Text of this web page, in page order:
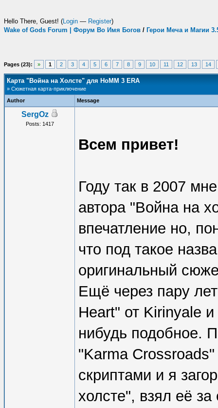
Hello There, Guest! (Login — Register)
Wake of Gods Forum | Форум Во Имя Богов / Герои Меча и Магии
Pages (23): » 1 2 3 4 5 6 7 8 9 10 11 12 13 14
Карта "Война на Холсте" для HoMM 3 ERA
» Сюжетная карта-приключение
Author
Message
SergOz
Posts: 1417
Всем привет!
Году так в 2007
автора "Война на
впечатление но,
что под такое
оригинальный
Ещё через пару
Heart" от Kirinyale и
нибудь подобное.
"Karma
скриптами и я
холсте", взял её